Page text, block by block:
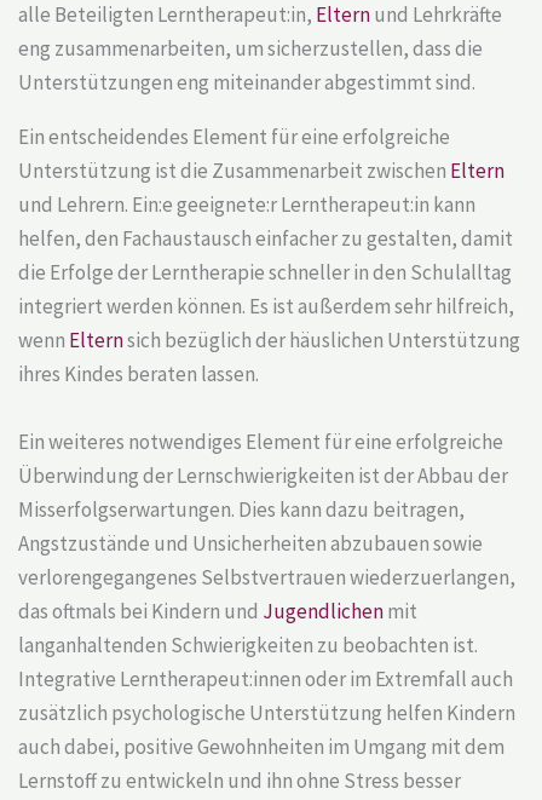
alle Beteiligten Lerntherapeut:in, Elternund Lehrkräfte
eng zusammenarbeiten, um sicherzustellen, dass die
Unterstützungen eng miteinander abgestimmt sind.
Ein entscheidendes Element für eine erfolgreiche
Unterstützung ist die Zusammenarbeit zwischen Eltern
und Lehrern. Ein:e geeignete:r Lerntherapeut:in kann
helfen, den Fachaustausch einfacher zu gestalten, damit
die Erfolge der Lerntherapie schneller in den Schulalltag
integriert werden können. Es ist außerdem sehr hilfreich,
wenn Elternsich bezüglich der häuslichen Unterstützung
ihres Kindes beraten lassen.
Ein weiteres notwendiges Element für eine erfolgreiche
Überwindung der Lernschwierigkeiten ist der Abbau der
Misserfolgserwartungen. Dies kann dazu beitragen,
Angstzustände und Unsicherheiten abzubauen sowie
verlorengegangenes Selbstvertrauen wiederzuerlangen,
das oftmals bei Kindern und Jugendlichenmit
langanhaltenden Schwierigkeiten zu beobachten ist.
Integrative Lerntherapeut:innen oder im Extremfall auch
zusätzlich psychologische Unterstützung helfen Kindern
auch dabei, positive Gewohnheiten im Umgang mit dem
Lernstoff zu entwickeln und ihn ohne Stress besser